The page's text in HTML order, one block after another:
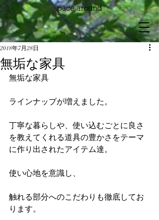
無垢な家具
2018年7月28日
無垢な家具
ラインナップが増えました。
丁寧な暮らしや、使い込むごとに良さ
を教えてくれる道具の豊かさをテーマ
に作り出されたアイテム達。
使い心地を意識し、
触れる部分へのこだわりも徹底してお
ります。